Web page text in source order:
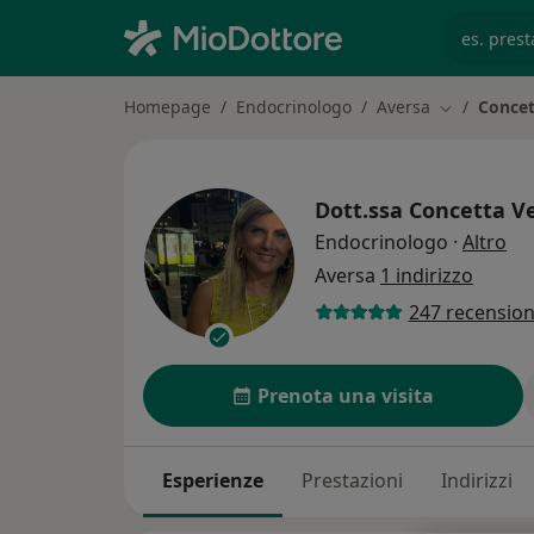
Homepage Endocrinologo Aversa Cambia
Dott.ssa Concetta
Endocrinologo · Altro
Aversa 1 indirizzo
247
Prenota una visita
Esperienze Prestazioni Indirizzi